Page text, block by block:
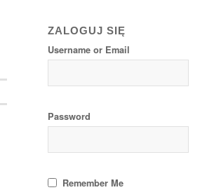
ZALOGUJ SIĘ
Username or Email
Password
Remember Me